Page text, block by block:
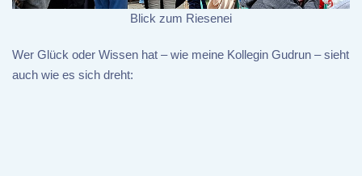
Blick zum Riesenei
Wer Glück oder Wissen hat – wie meine Kollegin Gudrun – sieht
auch wie es sich dreht: